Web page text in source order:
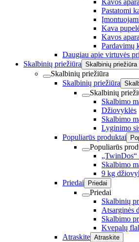
Kavos
Pastatomi
Kava
Kavos
Pardavimų
Daugiau apie virtuvės
Skalbinių priežiūra Skalbinių priežiūra
Skalbinių priežiūra
Skalbinių priežiūra
Skalbinių
Skalbimo
Džiovyklės
Skalbimo
Lyginimo
Populiarūs produktai
Populiarūs
„TwinDos“
Skalbimo
9 kg
Priedai
Priedai
Priedai
Skalbinių
Atsarginės
Skalbimo
Kvepalų
Atraskite Atraskite